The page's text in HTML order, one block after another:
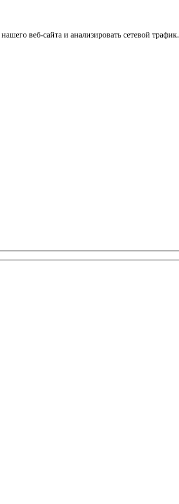
веб-сайта и анализировать сетевой трафик.